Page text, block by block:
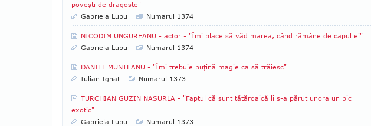
poveşti de dragoste"
Gabriela Lupu
Numarul 1374
NICODIM UNGUREANU - actor - "Îmi place să văd marea, când rămâne de capul ei"
Gabriela Lupu
Numarul 1374
DANIEL MUNTEANU - "Îmi trebuie puţină magie ca să trăiesc"
Iulian Ignat
Numarul 1373
TURCHIAN GUZIN NASURLA - "Faptul că sunt tătăroaică li s-a părut unora un pic
exotic"
Gabriela Lupu
Numarul 1373